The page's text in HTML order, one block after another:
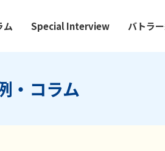
ム Special Interview バトラ
・コラム